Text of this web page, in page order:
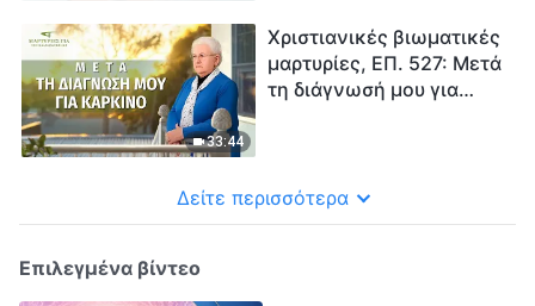
33:44
Χριστιανικές βιωματικές
μαρτυρίες, ΕΠ. 527: Μετά
τη διάγνωσή μου για
Δείτε περισσότερα
Επιλεγμένα βίντεο